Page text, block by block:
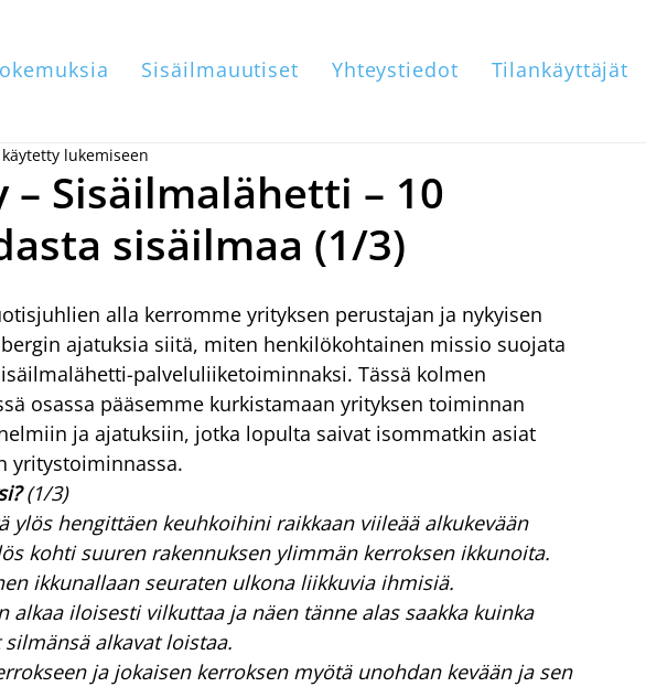
Sisäilmauutiset Yhteystiedot Tilankäyttäjät
– Sisäilmalähetti – 10
sisäilmaa (1/3)
lukemiseen
alla kerromme yrityksen perustajan ja nykyisen
ajatuksia siitä, miten henkilökohtainen missio suojata
palveluliiketoiminnaksi. Tässä kolmen
osassa pääsemme kurkistamaan yrityksen toiminnan
ja ajatuksiin, jotka lopulta saivat isommatkin asiat
yritystoiminnassa.
(1/3)
ylös hengittäen keuhkoihini raikkaan viileää alkukevään
kohti suuren rakennuksen ylimmän kerroksen ikkunoita.
ikkunallaan seuraten ulkona liikkuvia ihmisiä.
alkaa iloisesti vilkuttaa ja näen tänne alas saakka kuinka
alkavat loistaa.
ja jokaisen kerroksen myötä unohdan kevään ja sen